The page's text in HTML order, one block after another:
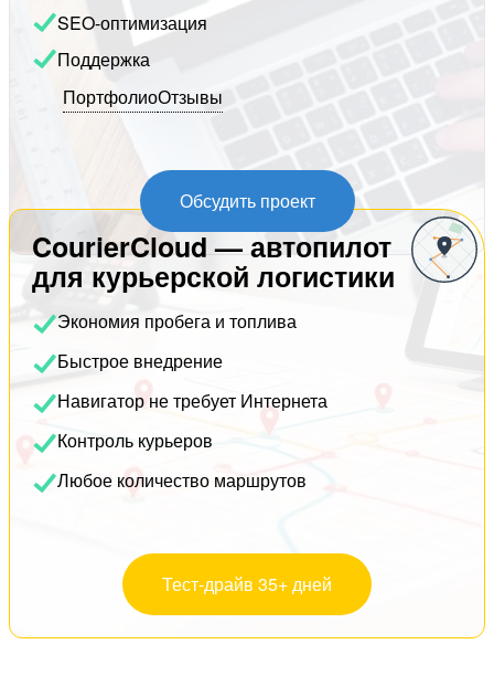
SEO-оптимизация
Поддержка
ПортфолиоОтзывы
Обсудить проект
CourierCloud — автопилот
для курьерской логистики
Экономия пробега и топлива
Быстрое внедрение
Навигатор не требует Интернета
Контроль курьеров
Любое количество маршрутов
Тест-драйв 35+ дней